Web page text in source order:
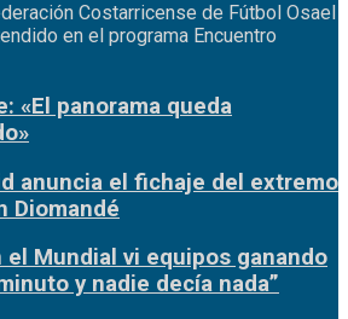
Costarricense de Fútbol Osael
en el programa Encuentro
«El panorama queda
anuncia el fichaje del extremo
Diomandé
el Mundial vi equipos ganando
y nadie decía nada”